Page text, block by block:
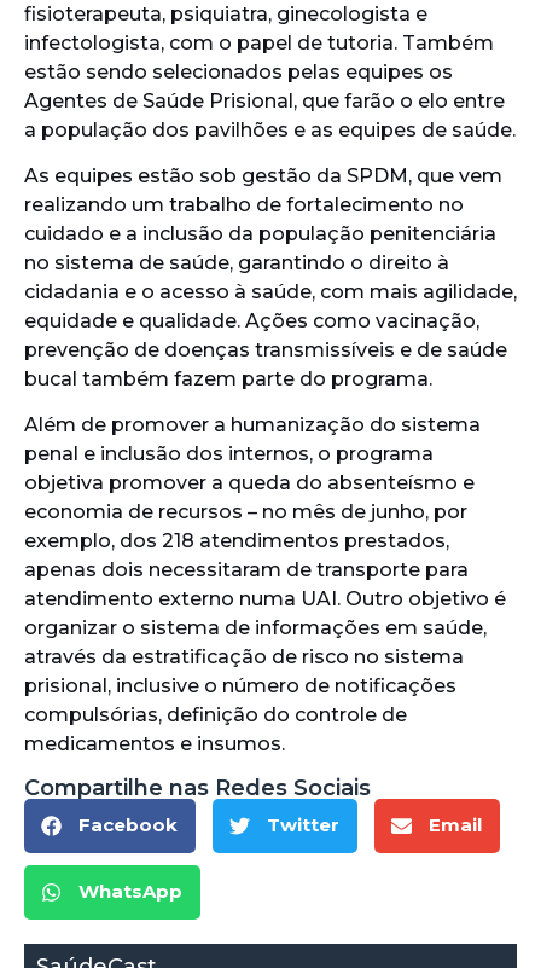
fisioterapeuta, psiquiatra, ginecologista e
infectologista, com o papel de tutoria. Também
estão sendo selecionados pelas equipes os
Agentes de Saúde Prisional, que farão o elo entre
a população dos pavilhões e as equipes de saúde.
As equipes estão sob gestão da SPDM, que vem
realizando um trabalho de fortalecimento no
cuidado e a inclusão da população penitenciária
no sistema de saúde, garantindo o direito à
cidadania e o acesso à saúde, com mais agilidade,
equidade e qualidade. Ações como vacinação,
prevenção de doenças transmissíveis e de saúde
bucal também fazem parte do programa.
Além de promover a humanização do sistema
penal e inclusão dos internos, o programa
objetiva promover a queda do absenteísmo e
economia de recursos – no mês de junho, por
exemplo, dos 218 atendimentos prestados,
apenas dois necessitaram de transporte para
atendimento externo numa UAI. Outro objetivo é
organizar o sistema de informações em saúde,
através da estratificação de risco no sistema
prisional, inclusive o número de notificações
compulsórias, definição do controle de
medicamentos e insumos.
Compartilhe nas Redes Sociais
Facebook Twitter Email
WhatsApp